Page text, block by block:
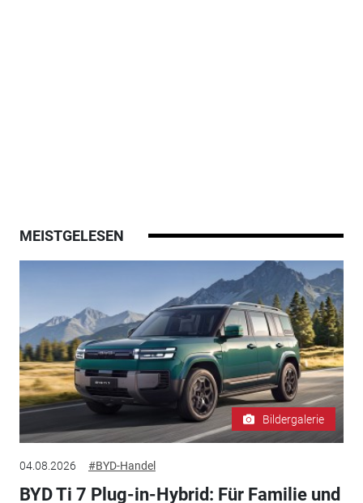
MEISTGELESEN
Bildergalerie
04.08.2026 #BYD-Handel
BYD Ti 7 Plug-in-Hybrid: Für Familie und